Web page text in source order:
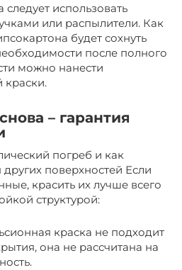
использовать
или распылители. Как
будет сохнуть
после полного
можно нанести
краски.
– гарантия
погреб и как
поверхностей Если
красить их лучше всего
структурой:
краска не подходит
она не рассчитана на